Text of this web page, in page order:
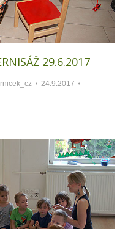
29.6.2017
24.9.2017